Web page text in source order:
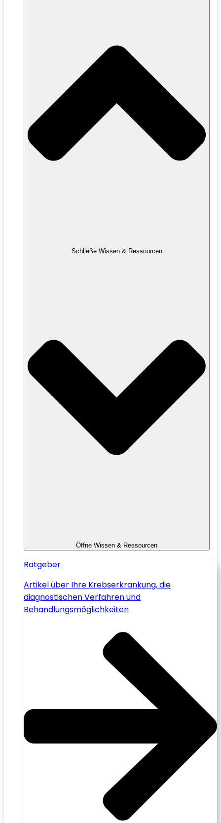
Schließe Wissen & Ressourcen
Öffne Wissen & Ressourcen
Ratgeber
Artikel über Ihre Krebserkrankung, die
diagnostischen Verfahren und
Behandlungsmöglichkeiten